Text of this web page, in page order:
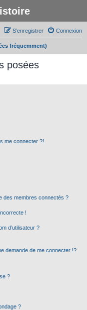
Connexion
S’enregistrer
fréquemment)
posées
me connecter ?!
des membres connectés ?
!
d’utilisateur ?
demande de me connecter !?
?
?